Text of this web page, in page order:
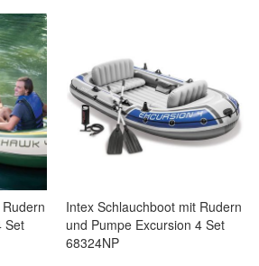
Set
Intex Schlauchboot mit Rudern
und Pumpe Excursion 4 Set
68324NP